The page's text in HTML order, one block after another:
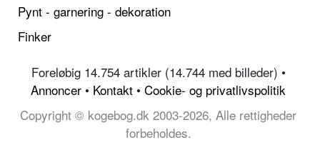
Pynt - garnering - dekoration
Finker
Foreløbig 14.754 artikler (14.744 med billeder) •
Annoncer • Kontakt • Cookie- og privatlivspolitik
Copyright © kogebog.dk 2003-2026, Alle rettigheder
forbeholdes.